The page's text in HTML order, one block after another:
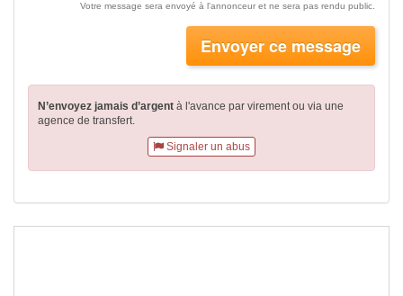
Votre message sera envoyé à l'annonceur et ne sera pas rendu public.
Envoyer ce message
N’envoyez jamais d’argent à l'avance par virementou via une
agence de transfert.
Signaler un abus